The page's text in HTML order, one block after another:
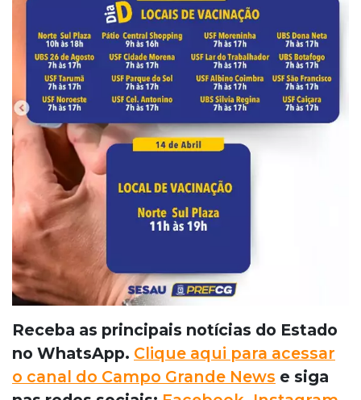
Receba as principais notícias do Estado
no WhatsApp. Clique aqui para acessar
o canal do Campo Grande News e siga